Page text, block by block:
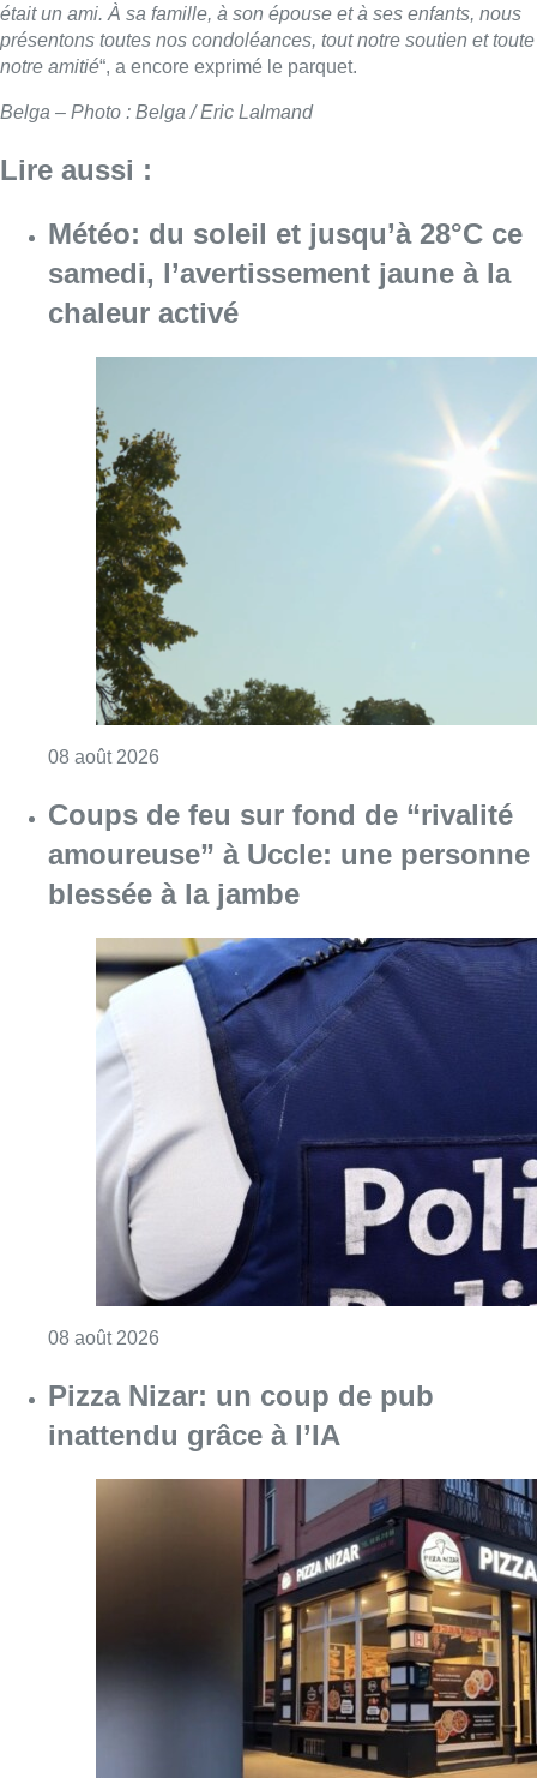
était un ami. À sa famille, à son épouse et à ses enfants, nous
présentons toutes nos condoléances, tout notre soutien et toute
notre amitié“, a encore exprimé le parquet.
Belga – Photo : Belga / Eric Lalmand
Lire aussi :
Météo: du soleil et jusqu’à 28°C ce
samedi, l’avertissement jaune à la
chaleur activé
08 août 2026
Coups de feu sur fond de “rivalité
amoureuse” à Uccle: une personne
blessée à la jambe
08 août 2026
Pizza Nizar: un coup de pub
inattendu grâce à l’IA